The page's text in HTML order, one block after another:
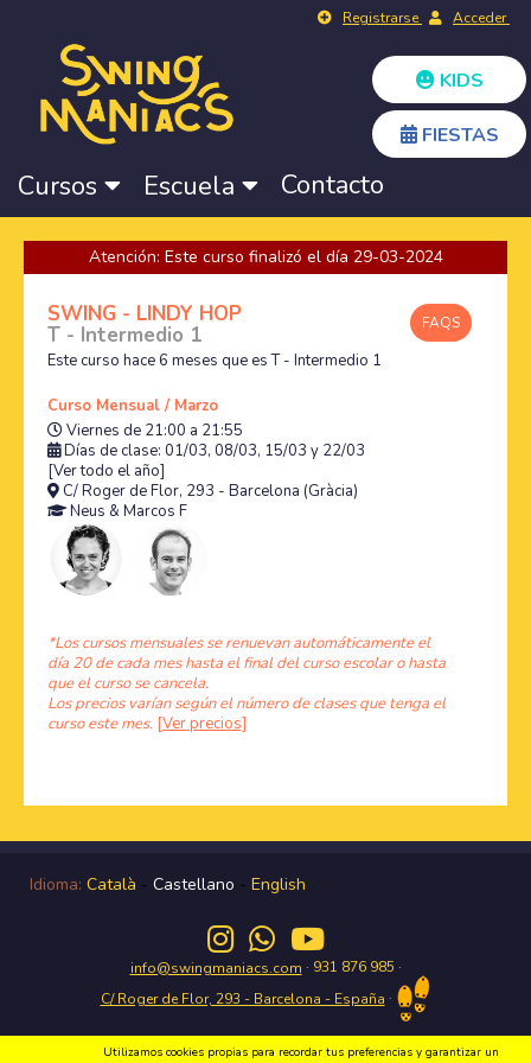
Registrarse Acceder
KIDS
FIESTAS
Cursos Escuela Contacto
Atención: Este curso finalizó el día 29-03-2024
FAQS
SWING - LINDY HOP
T - Intermedio 1
Este curso hace 6 meses que es T - Intermedio 1
Curso Mensual / Marzo
Viernes de 21:00 a 21:55
Días de clase: 01/03, 08/03, 15/03 y 22/03
[Ver todo el año]
C/ Roger de Flor, 293 - Barcelona (Gràcia)
Neus & Marcos F
*Los cursos mensuales se renuevan automáticamente el
día 20 de cada mes hasta el final del curso escolar o hasta
que el curso se cancela.
Los precios varían según el número de clases que tenga el
curso este mes. [Ver precios]
Idioma: Català - Castellano - English
info@swingmaniacs.com · 931 876 985 ·
C/ Roger de Flor, 293 - Barcelona - España ·
Utilizamos cookies propias para recordar tus preferencias y garantizar un